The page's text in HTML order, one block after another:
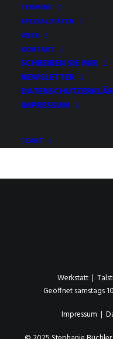
TERMINE
SPEZIALITÄTEN
ÜBER
KONTAKT
SCHREIBEN SIE MIR
NEWSLETTER
IMPRESSUM
CART
Ihre Transaktion
per E-Mail
Werkstatt |
Geöffnet samstags
Impressum |